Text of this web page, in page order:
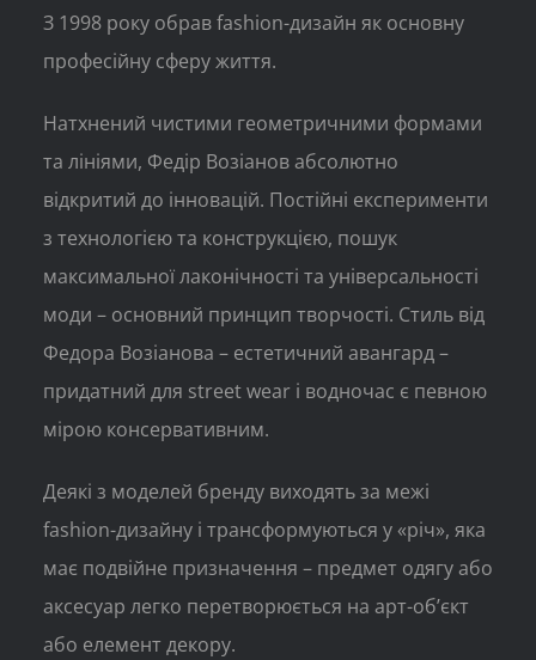
З 1998 року обрав fashion-дизайн як основну
професійну сферу життя.
Натхнений чистими геометричними формами
та лініями, Федір Возіанов абсолютно
відкритий до інновацій. Постійні експерименти
з технологією та конструкцією, пошук
максимальної лаконічності та універсальності
моди – основний принцип творчості. Стиль від
Федора Возіанова – естетичний авангард –
придатний для street wear і водночас є певною
мірою консервативним.
Деякі з моделей бренду виходять за межі
fashion-дизайну і трансформуються у «річ», яка
має подвійне призначення – предмет одягу або
аксесуар легко перетворюється на арт-об’єкт
або елемент декору.